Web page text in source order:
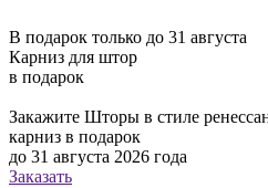
В подарок только до 31 августа
Карниз для штор
в подарок
Закажите Шторы в стиле
карниз в подарок
до 31 августа 2026 года
Заказать